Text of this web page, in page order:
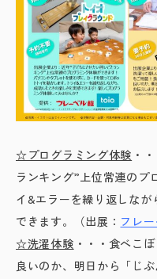
☆プログラミング体験 ・
ランキング”上位常連のプ
イ&エラーを繰り返しな
できます。（出展： フレ
☆洗濯体験 ・・・食べこ
良いのか、明日から「じ